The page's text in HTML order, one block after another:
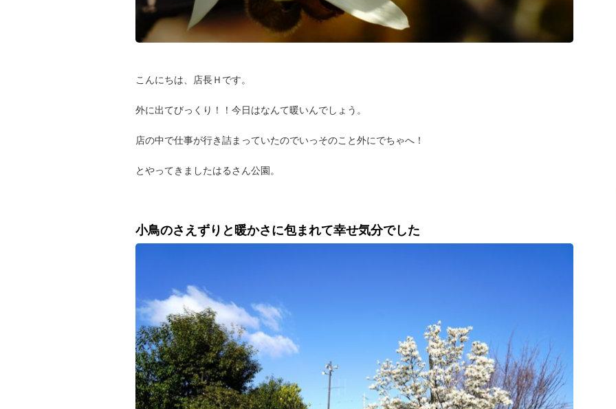
こんにちは、店長Ｈです。
外に出てびっくり！！今日はなんて暖いんでしょう。
店の中で仕事が行き詰まっていたのでいっそのこと外にでちゃへ！
とやってきましたはるさん公園。
小鳥のさえずりと暖かさに包まれて幸せ気分でした